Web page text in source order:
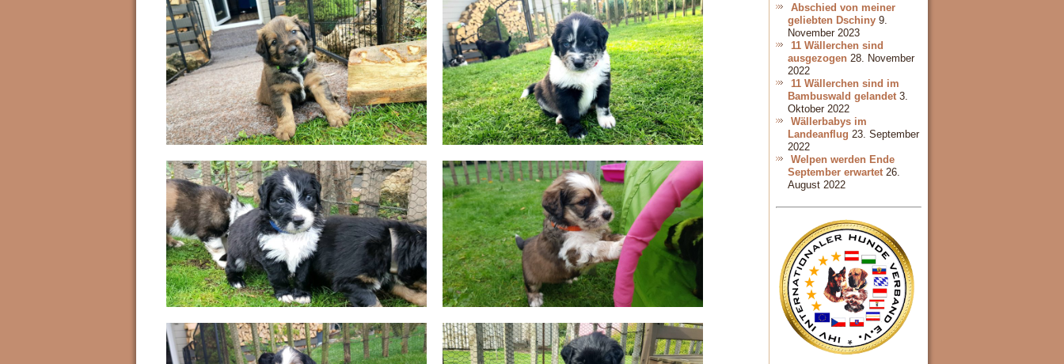
Abschied von meiner
geliebten Dschiny 9.
November 2023
11 Wällerchen sind
ausgezogen 28. November
2022
11 Wällerchen sind im
Bambuswald gelandet 3.
Oktober 2022
Wällerbabys im
Landeanflug 23. September
2022
Welpen werden Ende
September erwartet 26.
August 2022